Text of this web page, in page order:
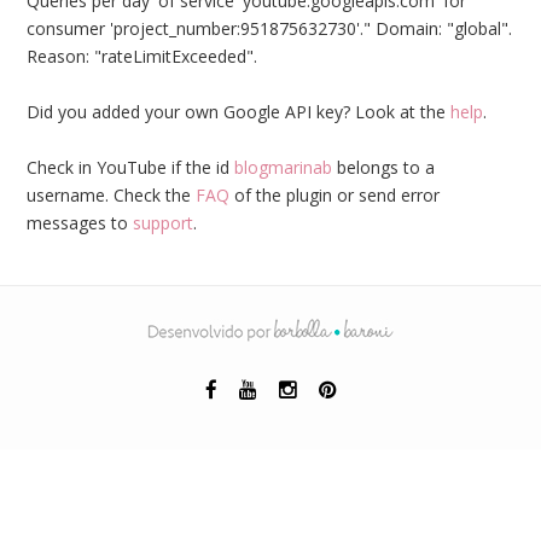
consumer 'project_number:951875632730'." Domain: "global".
Reason: "rateLimitExceeded".
Did you added your own Google API key? Look at the help.
Check in YouTube if the id blogmarinab belongs to a
username. Check the FAQ of the plugin or send error
messages to support.